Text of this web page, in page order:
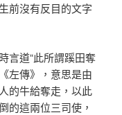
前沒有反目的文字
言道“此所謂蹊田奪
左傳》，意思是由
的牛給奪走，以此
的這兩位三司使，